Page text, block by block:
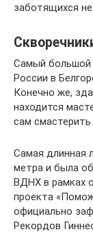
заботящихся
Самый большой
России в
Конечно же,
находится
сам
Самая длинная
метра и была
ВДНХ в рамках
проекта
официально
Рекордов